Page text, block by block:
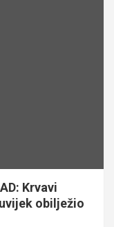
Krvavi
obilježio